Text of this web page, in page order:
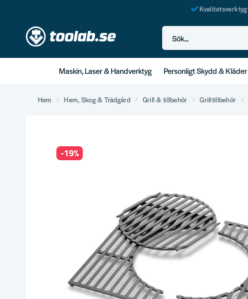
Kvalitetsverktyg
Sök...
Maskin, Laser & Handverktyg Personligt Skydd & Kläder
Hem Hem, Skog & Trädgård Grill & tillbehör Grilltillbehör
-19%